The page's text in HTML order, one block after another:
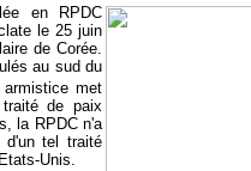
en RPDC
le 25 juin
de Corée.
au sud du
met
de paix
la RPDC n'a
d'un tel traité
Unis.